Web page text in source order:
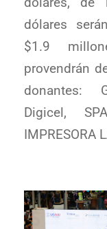
dólares
$1.9
provendrán
donantes:
Digicel,
IMPRESORA